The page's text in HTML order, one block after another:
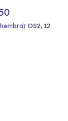
OS2, 12